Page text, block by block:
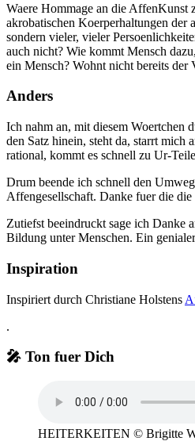
Waere Hommage an die AffenKunst
akrobatischen Koerperhaltungen der
sondern vieler, vieler
auch nicht? Wie kommt Mensch
ein Mensch? Wohnt nicht bereits der
Anders
Ich nahm an, mit diesem Woertchen
den Satz hinein, steht da, starrt mich
rational, kommt es schnell zu Ur-
Drum beende ich schnell den
Affengesellschaft. Danke fuer die
Zutiefst beeindruckt sage ich Danke
Bildung unter Menschen. Ein
Inspiration
Inspiriert durch Christiane Holstens
.
🎤 Ton fuer Dich
HEITERKEITEN © Brigitte